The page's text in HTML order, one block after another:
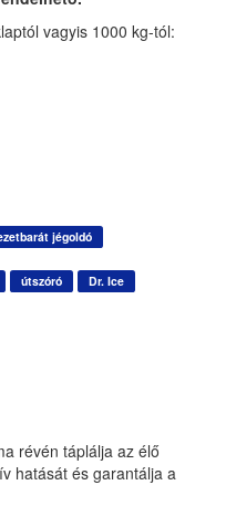
vagyis 1000 kg-tól:
jégoldó
útszóró Dr. Ice
révén táplálja az élő
hatását és garantálja a